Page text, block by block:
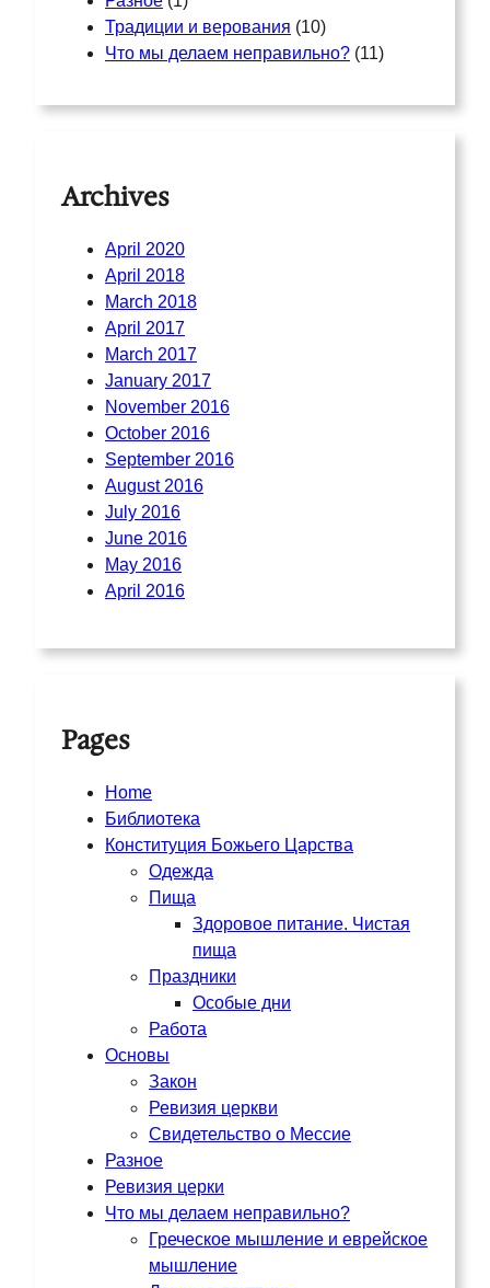
Традиции и верования (10)
Что мы делаем неправильно? (11)
Archives
April 2020
April 2018
March 2018
April 2017
March 2017
January 2017
November 2016
October 2016
September 2016
August 2016
July 2016
June 2016
May 2016
April 2016
Pages
Home
Библиотека
Конституция Божьего Царства
Одежда
Пища
Здоровое питание. Чистая
пища
Праздники
Особые дни
Работа
Основы
Закон
Ревизия церкви
Свидетельство о Мессие
Разное
Ревизия церки
Что мы делаем неправильно?
Греческое мышление и еврейское
мышление